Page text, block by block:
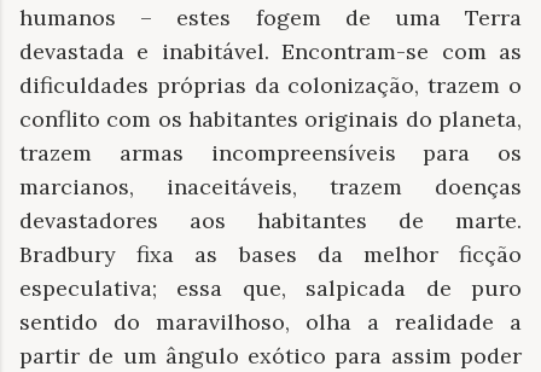
humanos – estes fogem de uma Terra
devastada e inabitável. Encontram-se com as
dificuldades próprias da colonização, trazem o
conflito com os habitantes originais do planeta,
trazem armas incompreensíveis para os
marcianos, inaceitáveis, trazem doenças
devastadores aos habitantes de marte.
Bradbury fixa as bases da melhor ficção
especulativa; essa que, salpicada de puro
sentido do maravilhoso, olha a realidade a
partir de um ângulo exótico para assim poder